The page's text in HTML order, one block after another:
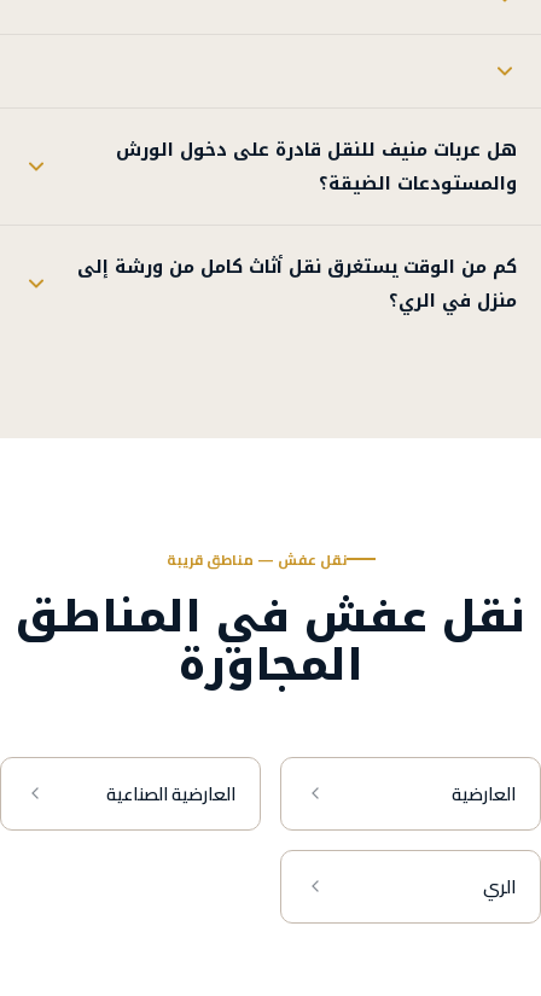
هل عربات منيف للنقل قادرة على دخول الورش
والمستودعات الضيقة؟
كم من الوقت يستغرق نقل أثاث كامل من ورشة إلى
منزل في الري؟
نقل عفش — مناطق قريبة
نقل عفش في المناطق
المجاورة
العارضية العارضية الصناعية
الري